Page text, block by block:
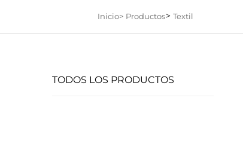
Inicio> Productos> Textil
TODOS LOS PRODUCTOS